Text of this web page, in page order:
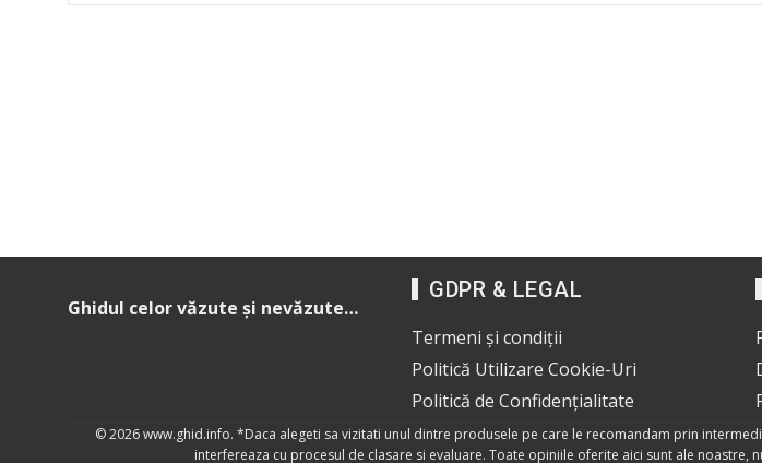
Ghidul celor văzute și nevăzute…
GDPR & LEGAL
Termeni și condiții
Politică Utilizare Cookie-Uri
Politică de Confidențialitate
© 2026www.ghid.info. *Daca alegeti sa vizitati unul dintre produsele pe care le recomandam prin
interfereaza cu procesul de clasare si evaluare. Toate opiniile oferite aici sunt ale